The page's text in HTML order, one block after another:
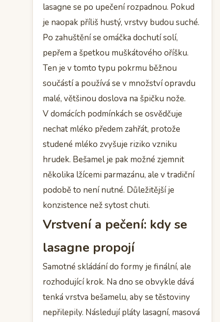
lasagne se po upečení rozpadnou. Pokud
je naopak příliš hustý, vrstvy budou suché.
Po zahuštění se omáčka dochutí solí,
pepřem a špetkou muškátového oříšku.
Ten je v tomto typu pokrmu běžnou
součástí a používá se v množství opravdu
malé, většinou doslova na špičku nože.
V domácích podmínkách se osvědčuje
nechat mléko předem zahřát, protože
studené mléko zvyšuje riziko vzniku
hrudek. Bešamel je pak možné zjemnit
několika lžícemi parmazánu, ale v tradiční
podobě to není nutné. Důležitější je
konzistence než sytost chuti.
Vrstvení a pečení: kdy se
lasagne propojí
Samotné skládání do formy je finální, ale
rozhodující krok. Na dno se obvykle dává
tenká vrstva bešamelu, aby se těstoviny
nepřilepily. Následují pláty lasagní, masová